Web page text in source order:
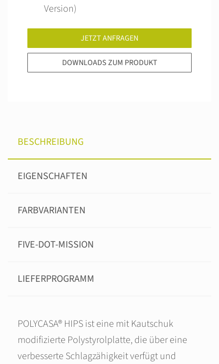
Version)
JETZT ANFRAGEN
DOWNLOADS ZUM PRODUKT
BESCHREIBUNG
EIGENSCHAFTEN
FARBVARIANTEN
FIVE-DOT-MISSION
LIEFERPROGRAMM
POLYCASA® HIPS ist eine mit Kautschuk
modifizierte Polystyrolplatte, die über eine
verbesserte Schlagzähigkeit verfügt und